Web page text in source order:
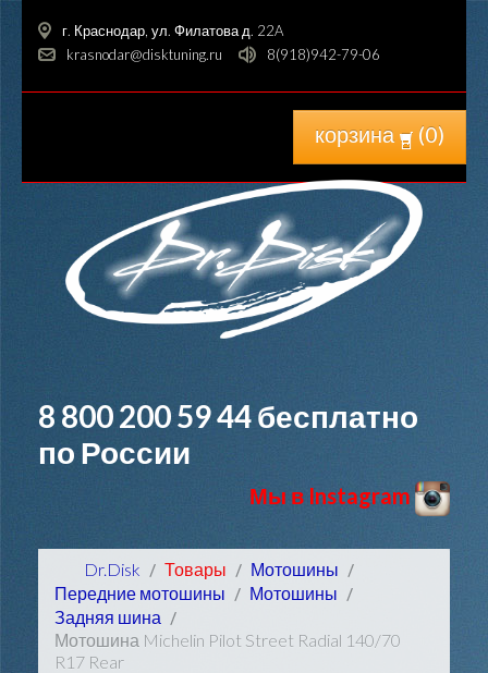
г. Краснодар, ул. Филатова д. 22A
krasnodar@disktuning.ru
8(918)942-79-06
корзина (0)
8 800 200 59 44бесплатно
по России
Мы в Instagram
Dr.Disk Товары
Мотошины
Передние мотошины
Мотошины
Задняя шина
Мотошина Michelin Pilot Street Radial 140/70
R17 Rear